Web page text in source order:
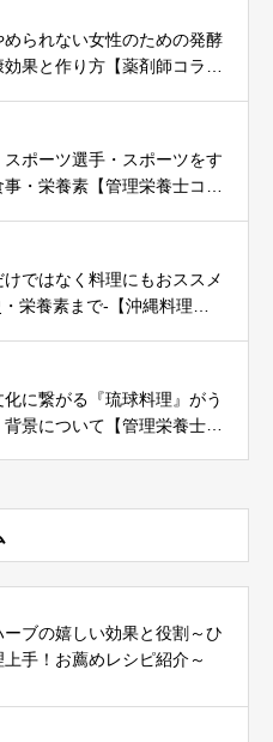
られない女性のための発酵
果と作り方【薬剤師コラ
スポーツ選手・スポーツをす
・栄養素【管理栄養士コラ
ではなく料理にもおススメ
栄養素まで-【沖縄料理研
に繋がる『琉球料理』がう
背景について【管理栄養士コ
ーブの嬉しい効果と役割～ひ
上手！お薦めレシピ紹介～